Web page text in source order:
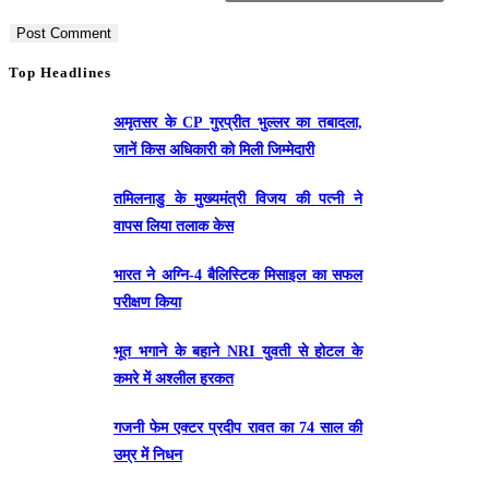
Top Headlines
अमृतसर के CP गुरप्रीत भुल्लर का तबादला,
जानें किस अधिकारी को मिली जिम्मेदारी
तमिलनाडु के मुख्यमंत्री विजय की पत्नी ने
वापस लिया तलाक केस
भारत ने अग्नि-4 बैलिस्टिक मिसाइल का सफल
परीक्षण किया
भूत भगाने के बहाने NRI युवती से होटल के
कमरे में अश्लील हरकत
गजनी फेम एक्टर प्रदीप रावत का 74 साल की
उम्र में निधन